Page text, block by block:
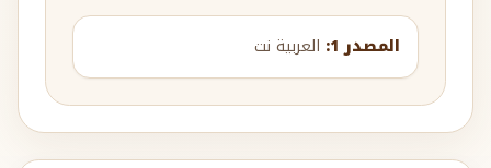
المصدر 1: العربية نت